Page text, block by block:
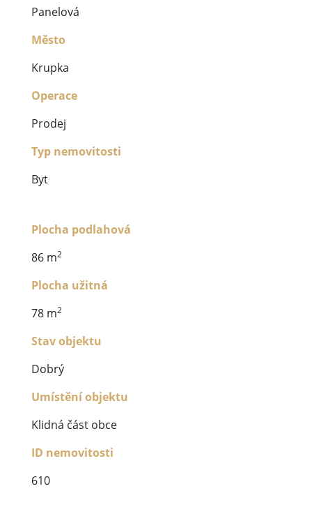
Panelová
Město
Krupka
Operace
Prodej
Typ nemovitosti
Byt
Plocha podlahová
86 m2
Plocha užitná
78 m2
Stav objektu
Dobrý
Umístění objektu
Klidná část obce
ID nemovitosti
610